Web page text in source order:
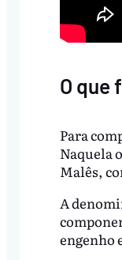
O que
Para
Naquela
Malês,
A
engenho